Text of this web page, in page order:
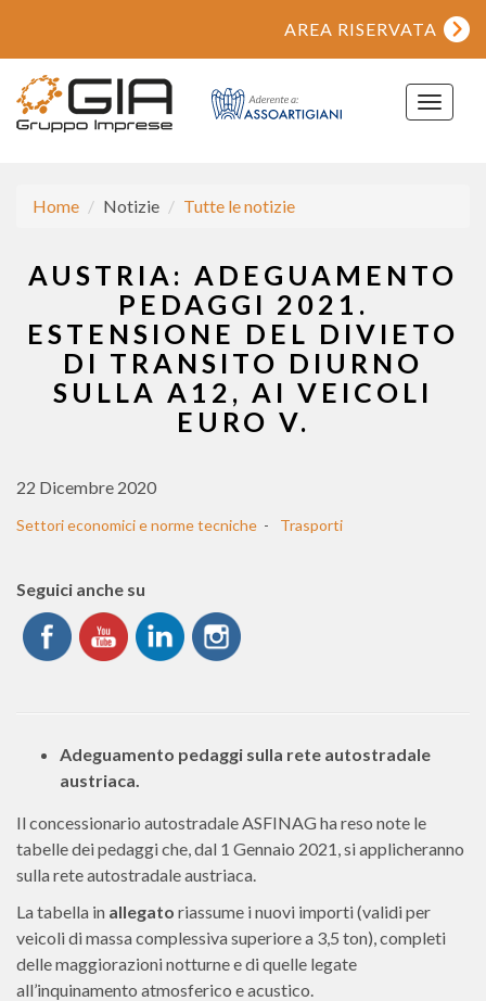
AREA RISERVATA
Toggle
Home Notizie Tutte le notizie
AUSTRIA: ADEGUAMENTO
PEDAGGI 2021.
ESTENSIONE DEL DIVIETO
DI TRANSITO DIURNO
SULLA A12, AI VEICOLI
EURO V.
22 Dicembre 2020
Settori economici e norme tecniche Trasporti
Seguici anche su
Adeguamento pedaggi sulla rete autostradale
austriaca.
Il concessionario autostradale ASFINAG ha reso note le
tabelle dei pedaggi che, dal 1 Gennaio 2021, si applicheranno
sulla rete autostradale austriaca.
La tabella in allegato riassume i nuovi importi (validi per
veicoli di massa complessiva superiore a 3,5 ton), completi
delle maggiorazioni notturne e di quelle legate
all’inquinamento atmosferico e acustico.